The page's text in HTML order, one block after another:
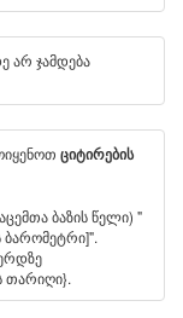
არ ჯამდება
ციტირების
ბაზის წელი) "
ბარომეტრი]".
თარიღი}.